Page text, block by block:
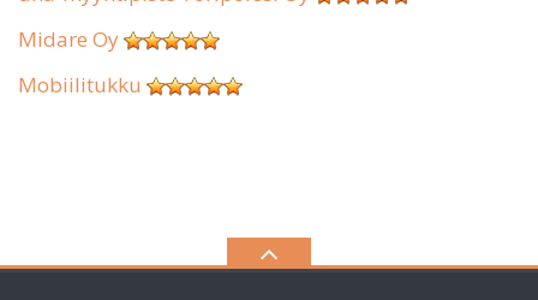
Midare Oy
Mobiilitukku